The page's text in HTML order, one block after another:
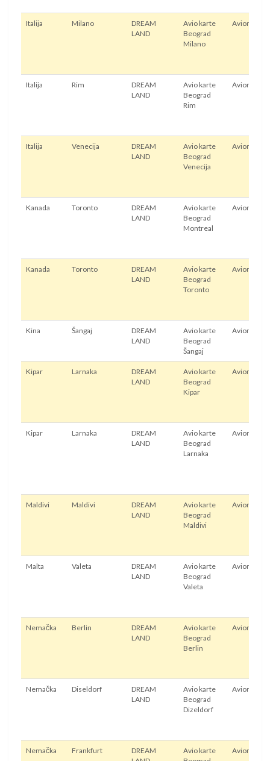
Italija Milano
DREAM
LAND
Avio karte
Beograd
Milano
Avion
Italija Rim
DREAM
LAND
Avio karte
Beograd
Rim
Avion
Italija Venecija
DREAM
LAND
Avio karte
Beograd
Venecija
Avion
Kanada Toronto
DREAM
LAND
Avio karte
Beograd
Montreal
Avion
Kanada Toronto
DREAM
LAND
Avio karte
Beograd
Toronto
Avion
Kina Šangaj
DREAM
LAND
Avio karte
Beograd
Šangaj
Avion
Kipar Larnaka
DREAM
LAND
Avio karte
Beograd
Kipar
Avion
Kipar Larnaka
DREAM
LAND
Avio karte
Beograd
Larnaka
Avion
Maldivi Maldivi
DREAM
LAND
Avio karte
Beograd
Maldivi
Avion
Malta Valeta
DREAM
LAND
Avio karte
Beograd
Valeta
Avion
Nemačka Berlin
DREAM
LAND
Avio karte
Beograd
Berlin
Avion
Nemačka Diseldorf
DREAM
LAND
Avio karte
Beograd
Dizeldorf
Avion
Nemačka Frankfurt
DREAM
Avio karte
Avion